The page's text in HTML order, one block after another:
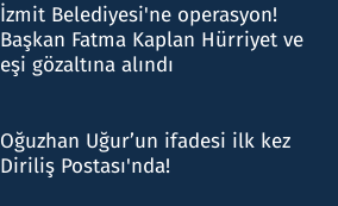
İzmit Belediyesi'ne operasyon!
Başkan Fatma Kaplan Hürriyet ve
eşi gözaltına alındı
Oğuzhan Uğur’un ifadesi ilk kez
Diriliş Postası'nda!